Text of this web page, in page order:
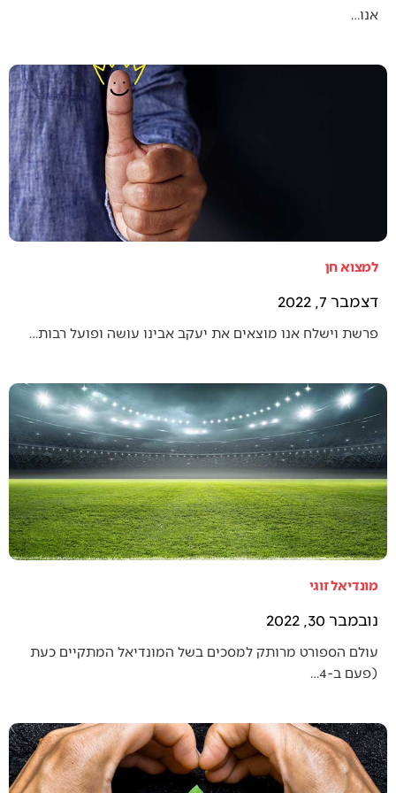
אנו…
למצוא חן
דצמבר 7, 2022
פרשת וישלח אנו מוצאים את יעקב אבינו עושה ופועל רבות…
מונדיאל זוגי
נובמבר 30, 2022
עולם הספורט מרותק למסכים בשל המונדיאל המתקיים כעת
(פעם ב-4…